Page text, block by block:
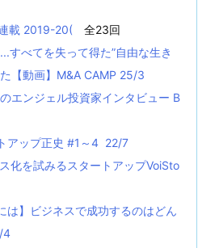
載 2019-20(
全23回
すべてを失って得た”自由な生き
【動画】M&A CAMP 25/3
エンジェル投資家インタビュー B
アップ正史 #1～4 22/7
化を試みるスタートアップVoiSto
は】ビジネスで成功するのはどん
4